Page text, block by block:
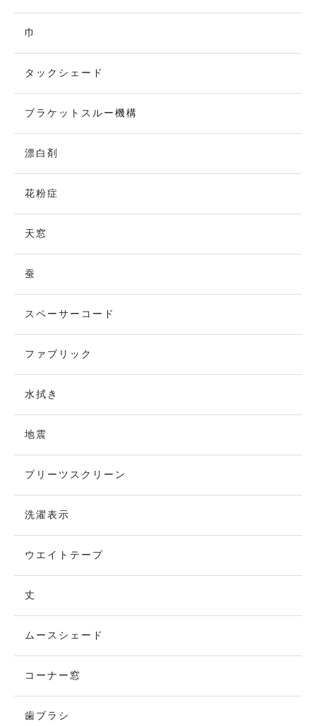
巾
タックシェード
ブラケットスルー機構
漂白剤
花粉症
天窓
蚕
スペーサーコード
ファブリック
水拭き
地震
プリーツスクリーン
洗濯表示
ウエイトテープ
丈
ムースシェード
コーナー窓
歯ブラシ